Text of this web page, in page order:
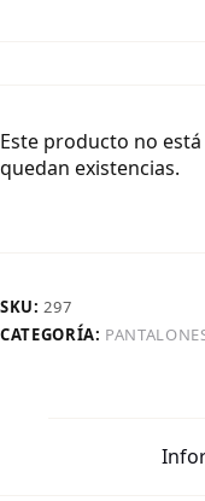
Este producto no
quedan existencias.
SKU:297
CATEGORÍA: